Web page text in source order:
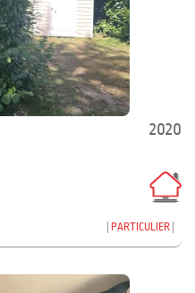
2020
PARTICULIER